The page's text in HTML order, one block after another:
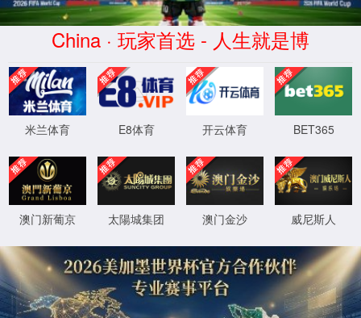
抱歉，您撞到了不存在的页面...
最有可能的原因是：
您输入的网址可能不正确